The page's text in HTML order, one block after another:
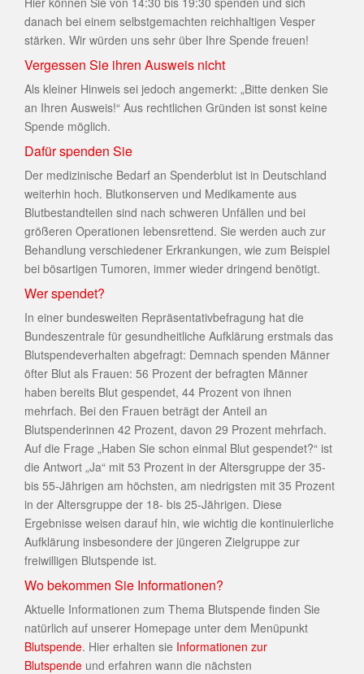
danach bei einem selbstgemachten reichhaltigen Vesper
stärken. Wir würden uns sehr über Ihre Spende freuen!
Vergessen Sie ihren Ausweis nicht
Als kleiner Hinweis sei jedoch angemerkt: „Bitte denken Sie
an Ihren Ausweis!“ Aus rechtlichen Gründen ist sonst keine
Spende möglich.
Dafür spenden Sie
Der medizinische Bedarf an Spenderblut ist in Deutschland
weiterhin hoch. Blutkonserven und Medikamente aus
Blutbestandteilen sind nach schweren Unfällen und bei
größeren Operationen lebensrettend. Sie werden auch zur
Behandlung verschiedener Erkrankungen, wie zum Beispiel
bei bösartigen Tumoren, immer wieder dringend benötigt.
Wer spendet?
In einer bundesweiten Repräsentativbefragung hat die
Bundeszentrale für gesundheitliche Aufklärung erstmals das
Blutspendeverhalten abgefragt: Demnach spenden Männer
öfter Blut als Frauen: 56 Prozent der befragten Männer
haben bereits Blut gespendet, 44 Prozent von ihnen
mehrfach. Bei den Frauen beträgt der Anteil an
Blutspenderinnen 42 Prozent, davon 29 Prozent mehrfach.
Auf die Frage „Haben Sie schon einmal Blut gespendet?“ ist
die Antwort „Ja“ mit 53 Prozent in der Altersgruppe der 35-
bis 55-Jährigen am höchsten, am niedrigsten mit 35 Prozent
in der Altersgruppe der 18- bis 25-Jährigen. Diese
Ergebnisse weisen darauf hin, wie wichtig die kontinuierliche
Aufklärung insbesondere der jüngeren Zielgruppe zur
freiwilligen Blutspende ist.
Wo bekommen Sie Informationen?
Aktuelle Informationen zum Thema Blutspende finden Sie
natürlich auf unserer Homepage unter dem Menüpunkt
Blutspende. Hier erhalten sie Informationen zur
Blutspende und erfahren wann die nächsten